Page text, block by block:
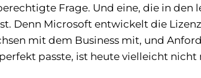
Frage. Und eine, die in den
Denn Microsoft entwickelt die
mit dem Business mit, und
passte, ist heute vielleicht